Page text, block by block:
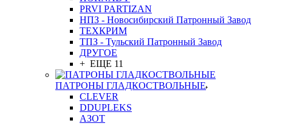
PRVI PARTIZAN
НПЗ - Новосибирский Патронный Завод
ТЕХКРИМ
ТПЗ - Тульский Патронный Завод
ДРУГОЕ
+ ЕЩЕ 11
ПАТРОНЫ ГЛАДКОСТВОЛЬНЫЕ
CLEVER
DDUPLEKS
АЗОТ